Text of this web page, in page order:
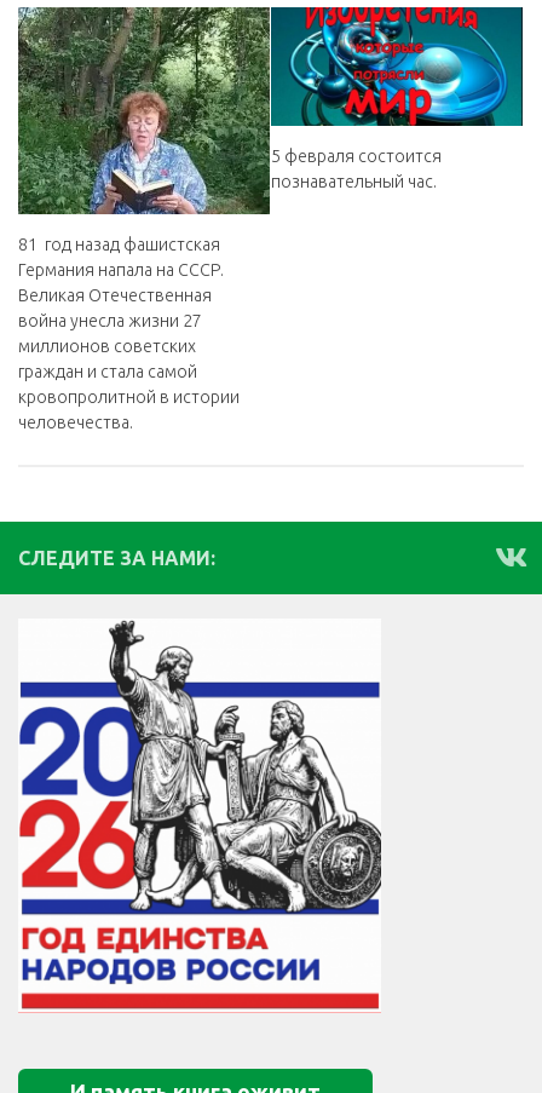
81 год назад фашистская
Германия напала на СССР.
Великая Отечественная
война унесла жизни 27
миллионов советских
граждан и стала самой
кровопролитной в истории
человечества.
5 февраля состоится
познавательный час.
СЛЕДИТЕ ЗА НАМИ: